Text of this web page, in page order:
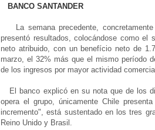
BANCO SANTANDER
La semana precedente,
presentó resultados, colocándose como el
neto atribuido, con un benefício neto de
marzo, el 32% más que el mismo período
de los ingresos por mayor actividad
El banco explicó en su nota que de los
opera el grupo, únicamente Chile
incremento", está sustentado en los tres
Reino Unido y Brasil.